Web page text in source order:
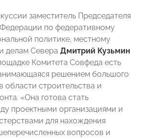
заместитель Председателя
по федеративному
политике, местному
делам Севера Дмитрий Кузьмин
Комитета Совфеда есть
решением большого
области строительства и
«Она готова стать
проектными организациями и
для нахождения
вопросов и